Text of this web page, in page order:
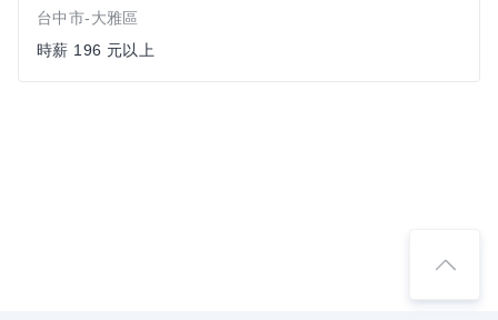
台中市-大雅區
時薪 196 元以上